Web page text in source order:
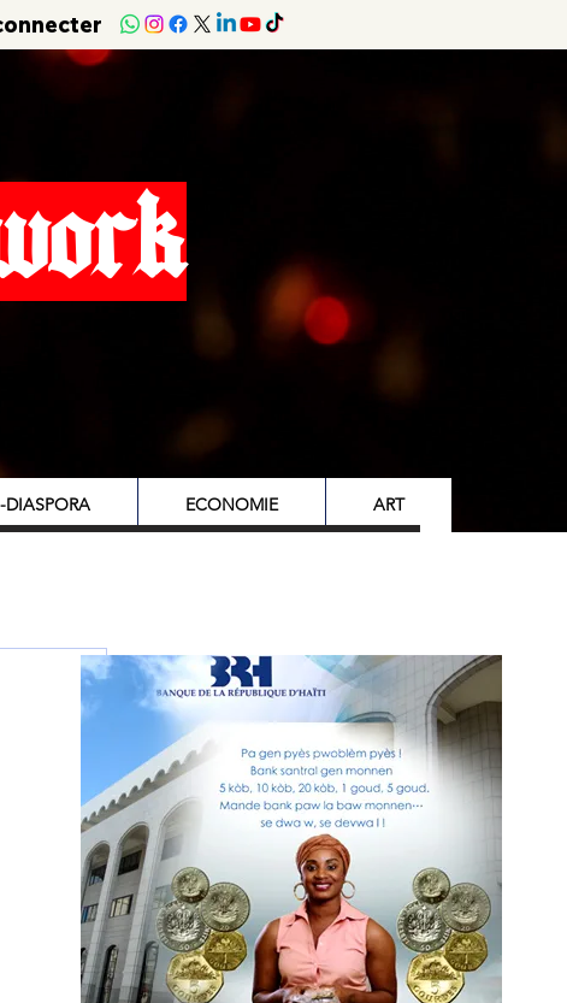
DIASPORA ECONOMIE ART